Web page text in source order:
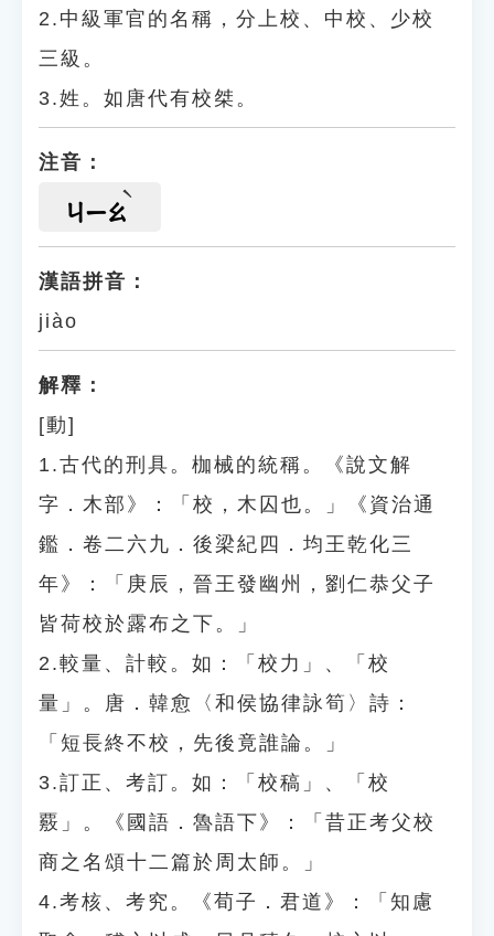
2.中級軍官的名稱，分上校、中校、少校
三級。
3.姓。如唐代有校桀。
注音：
ㄐㄧㄠ
漢語拼音：
jiào
解釋：
[動]
1.古代的刑具。枷械的統稱。《說文解
字．木部》：「校，木囚也。」《資治通
鑑．卷二六九．後梁紀四．均王乾化三
年》：「庚辰，晉王發幽州，劉仁恭父子
皆荷校於露布之下。」
2.較量、計較。如：「校力」、「校
量」。唐．韓愈〈和侯協律詠筍〉詩：
「短長終不校，先後竟誰論。」
3.訂正、考訂。如：「校稿」、「校
覈」。《國語．魯語下》：「昔正考父校
商之名頌十二篇於周太師。」
4.考核、考究。《荀子．君道》：「知慮